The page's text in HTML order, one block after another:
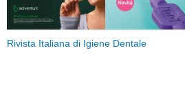
Rivista Italiana di Igiene Dentale